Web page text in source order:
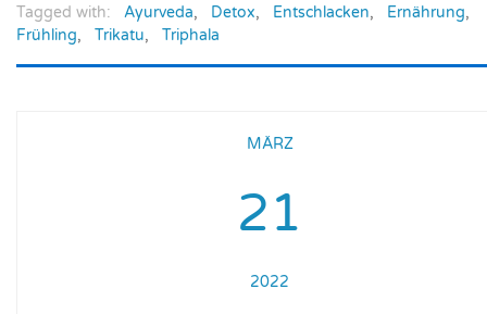
Tagged with:
Ayurveda, Detox, Entschlacken, Ernährung,
Frühling, Trikatu, Triphala
MÄRZ
21
2022